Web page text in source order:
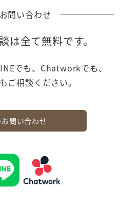
お問い合わせ
は全て無料です。
でも、Chatworkでも、
ご相談ください。
問い合わせ